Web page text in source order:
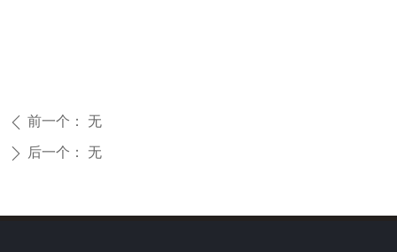
ꄴ 前一个： 无
ꄲ 后一个： 无